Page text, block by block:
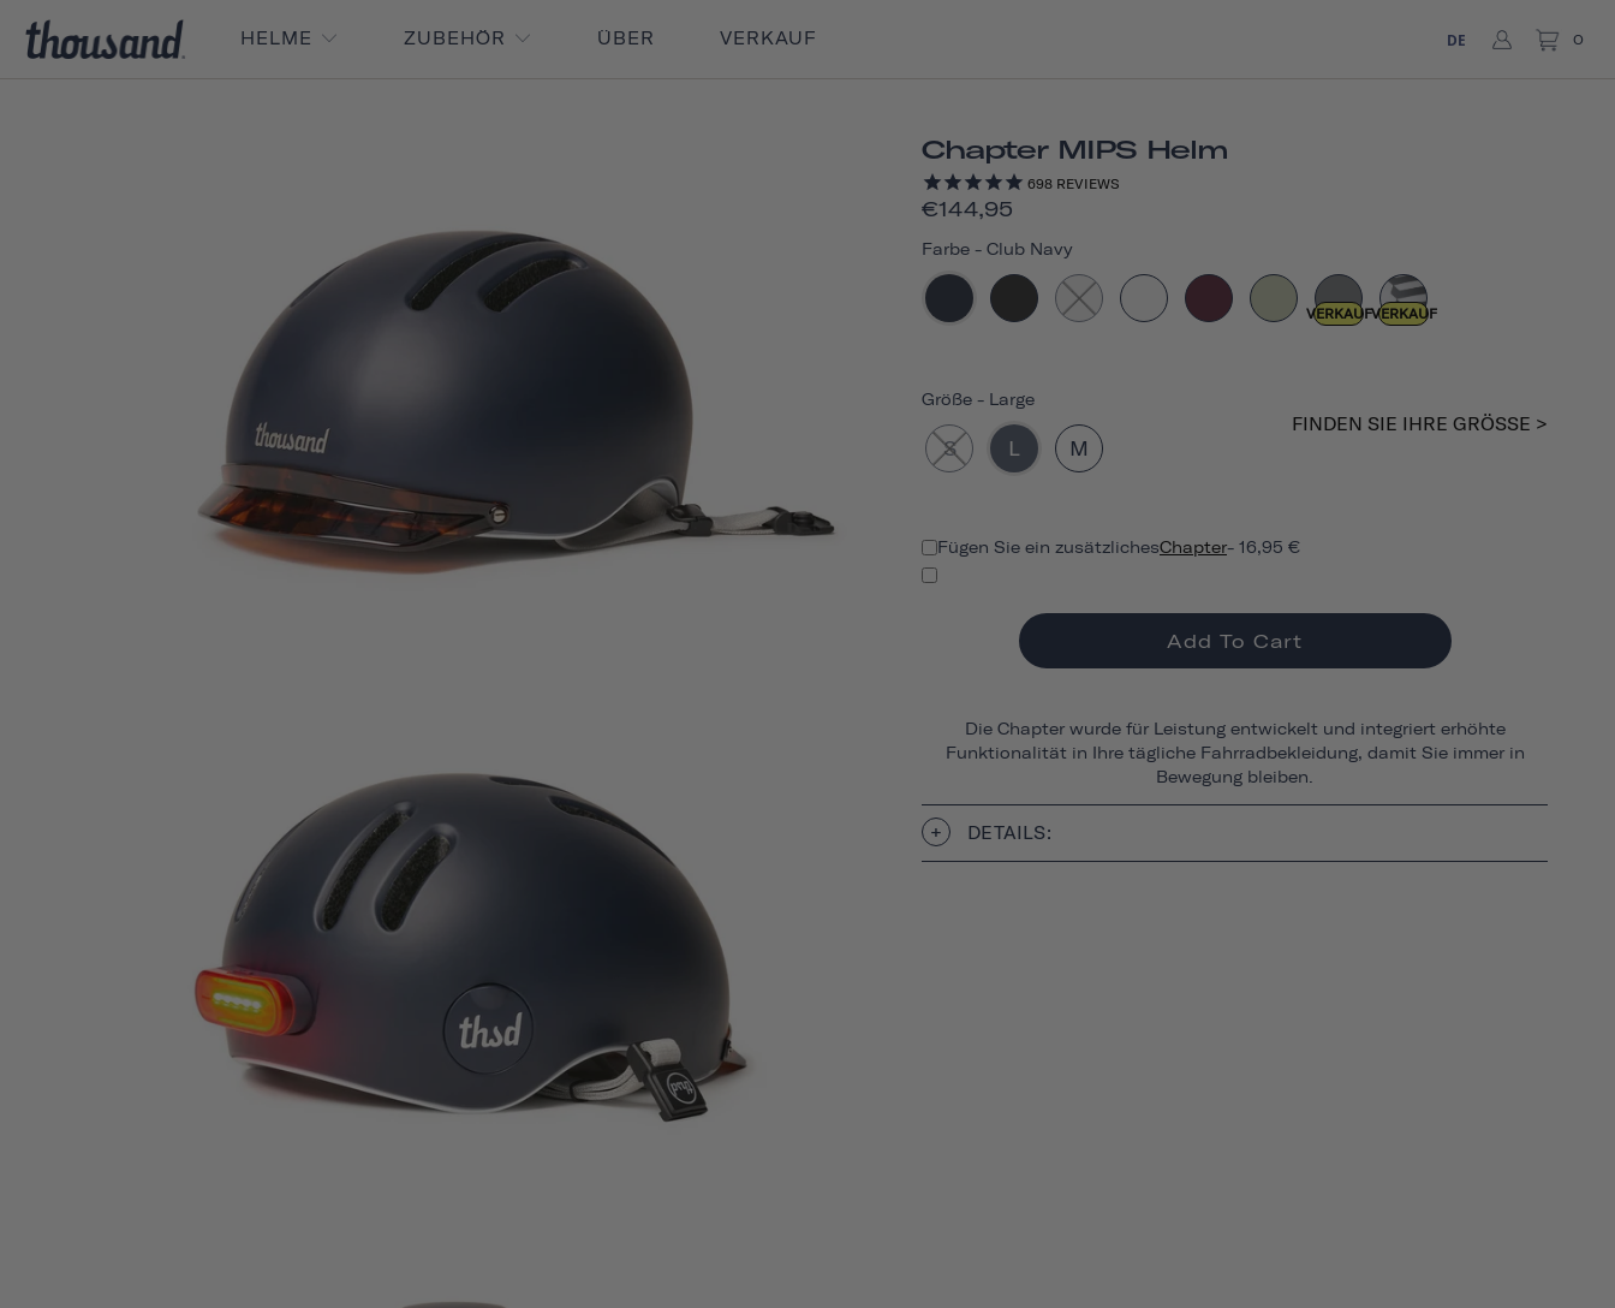
HELME ZUBEHÖR ÜBER VERKAUF DE 0
Chapter MIPS Helm
698 REVIEWS
€144,95
Farbe - Club Navy
VERKAUFVERKAUF
Größe - Large
S L M
FINDEN SIE IHRE GRÖSSE >
Fügen Sie ein zusätzlichesChapter- 16,95 €
Add To Cart
Die Chapter wurde für Leistung entwickelt und integriert erhöhte
Funktionalität in Ihre tägliche Fahrradbekleidung, damit Sie immer in
Bewegung bleiben.
DETAILS: